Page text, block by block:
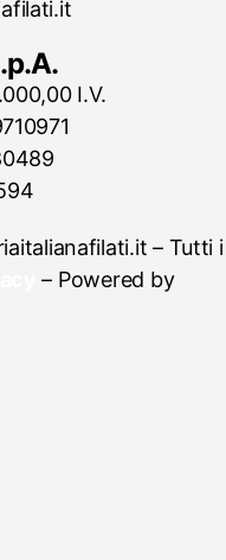
I.V.
– Tutti i
– Powered by